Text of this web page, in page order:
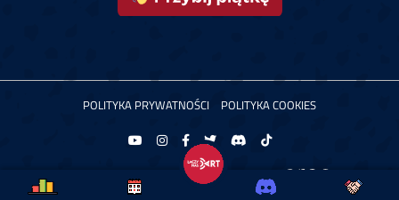
POLITYKA PRYWATNOŚCI POLITYKA COOKIES
Copyright © 2026 Łączy Nas Dart. Powered by